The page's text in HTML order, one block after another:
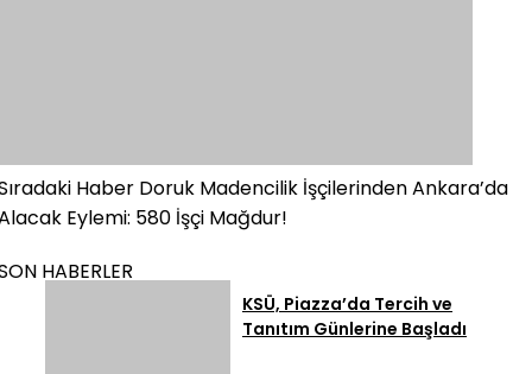
Haber Doruk Madencilik İşçilerinden Ankara’da
Eylemi: 580 İşçi Mağdur!
HABERLER
KSÜ, Piazza’da Tercih ve
Tanıtım Günlerine Başladı